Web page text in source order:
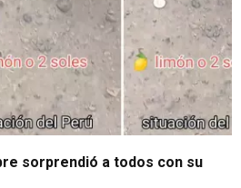
sorprendió a todos con su